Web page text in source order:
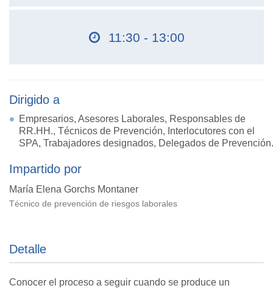
11:30 - 13:00
Dirigido a
Empresarios, Asesores Laborales, Responsables de
RR.HH., Técnicos de Prevención, Interlocutores con el
SPA, Trabajadores designados, Delegados de Prevención.
Impartido por
María Elena Gorchs Montaner
Técnico de prevención de riesgos laborales
Detalle
Conocer el proceso a seguir cuando se produce un